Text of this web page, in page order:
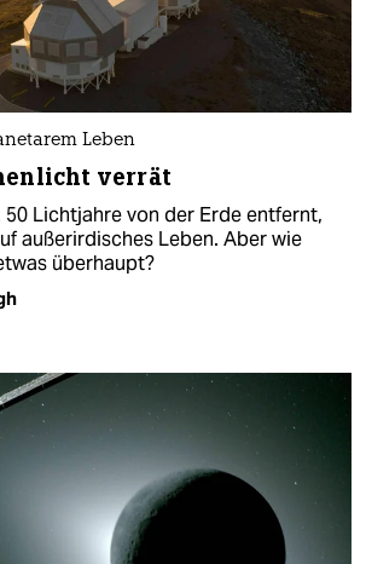
Leben
verrät
50 Lichtjahre von der Erde entfernt,
außerirdisches Leben. Aber wie
überhaupt?